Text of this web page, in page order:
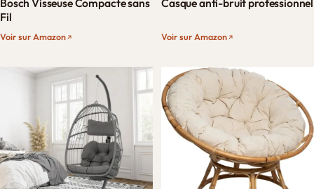
Bosch Visseuse Compacte sans
Fil
Voir sur Amazon
Casque anti-bruit professionnel
Voir sur Amazon